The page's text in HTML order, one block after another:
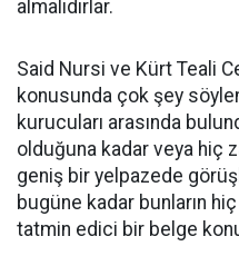
almalıdırlar.
Said Nursi ve Kürt Teali
konusunda çok şey
kurucuları arasında
olduğuna kadar veya hiç
geniş bir yelpazede
bugüne kadar bunların
tatmin edici bir belge